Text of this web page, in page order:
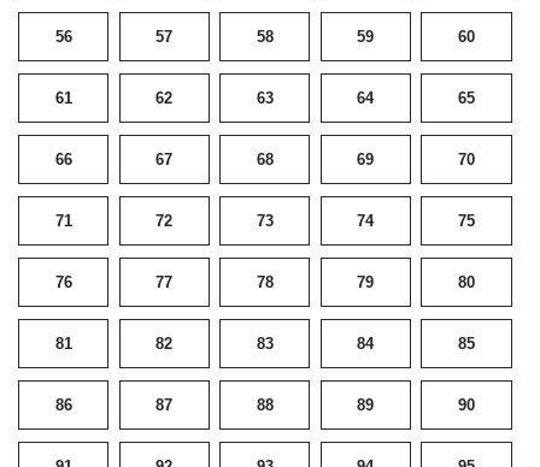
56 57 58 59 60
61 62 63 64 65
66 67 68 69 70
71 72 73 74 75
76 77 78 79 80
81 82 83 84 85
86 87 88 89 90